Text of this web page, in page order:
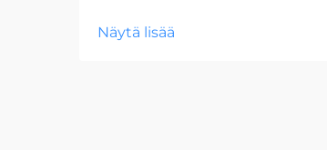
Näytä lisää